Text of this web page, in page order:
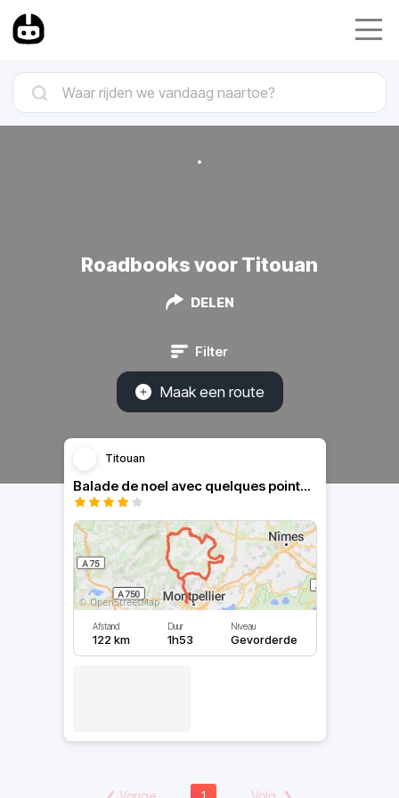
Roadbooks voor Titouan
DELEN
Filter
Maak een route
Titouan
Balade de noel avec quelques points de vue
Afstand
122 km
Duur
1h53
Niveau
Gevorderde